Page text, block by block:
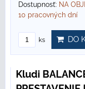
Dostupnosť: NA
10 pracovných dní
ks DO
Kludi